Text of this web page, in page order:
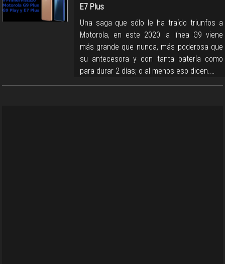
E7 Plus
Una saga que sólo le ha traído triunfos a
Motorola, en este 2020 la línea G9 viene
más grande que nunca, más poderosa que
su antecesora y con tanta batería como
para durar 2 días; o al menos eso dicen.…